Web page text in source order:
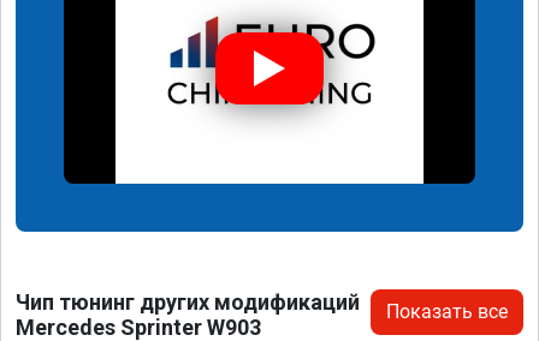
Чип тюнинг других модификаций
Mercedes Sprinter W903
Показать все